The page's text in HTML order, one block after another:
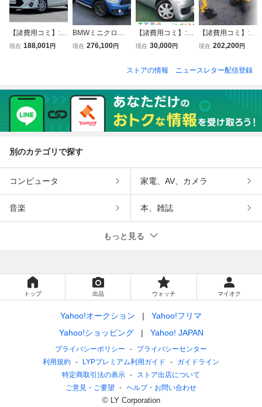
【諸費用コミ】:青
森県 八戸発 H27
DAA-NHP10
現在 188,001円
BMWミニクロス
オーバー クーパー
・大型パノラマサ
現在 276,100円
【諸費用コミ】:沖
縄県発 現状販売
L 銀 164,621km
300S
現在 30,000円
【諸費用コミ】:★
群馬県桐生市★ ヤ
MAR★可変脚★6
ショベル
現在 202,200円
ストアの情報 ニュースレター配信登録
別のカテゴリで探す
コンピュータ 家電、AV、カメラ
音楽 本、雑誌
もっと見る
トップ 出品 ウォッチ マイオク
Yahoo!オークション
Yahoo!フリマ
Yahoo!ショッピング
Yahoo! JAPAN
プライバシーポリシー
プライバシーセンター
利用規約
LYPプレミアム利用ガイド
ガイドライン
特定商取引法の表示
ストア出店について
ご意見・ご要望
ヘルプ・お問い合わせ
© LY Corporation